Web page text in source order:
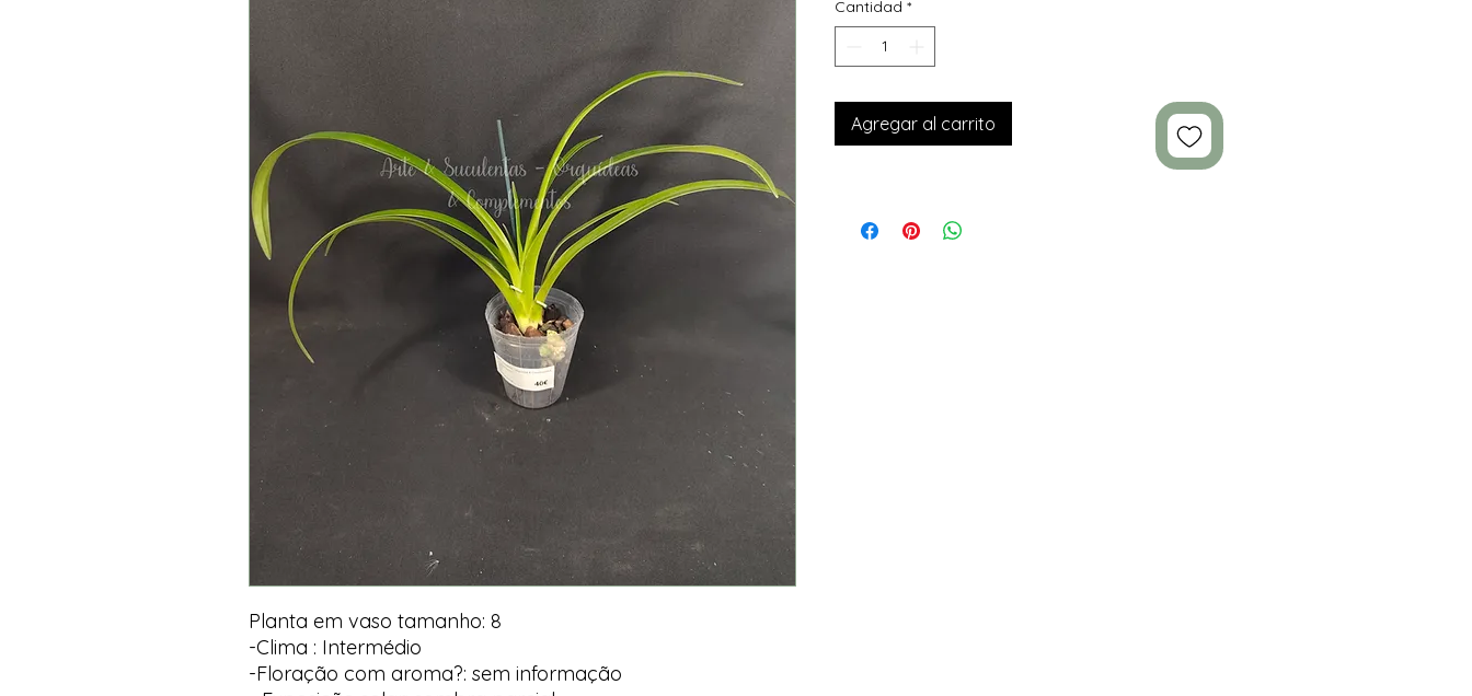
Planta em vaso tamanho: 8
-Clima : Intermédio
-Floração com aroma?: sem informação
Cantidad *
Agregar al carrito